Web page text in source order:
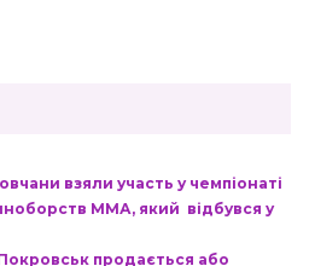
взяли участь у чемпіонаті
ММА, який відбувся у
Покровськ продається або